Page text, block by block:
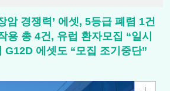
암 경쟁력’ 에셋, 5등급 폐렴 1건
용 총 4건, 유럽 환자모집 “일시
G12D 에셋도 “모집 조기중단”